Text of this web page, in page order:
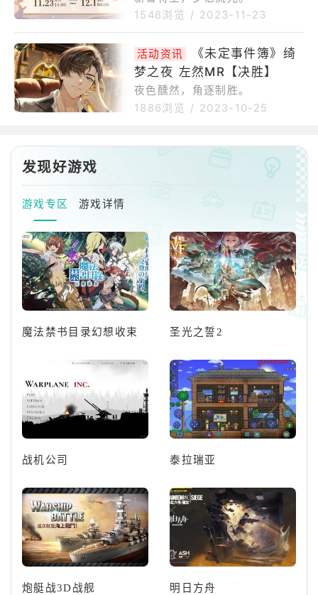
1548浏览 / 2023-11-23
活动资讯
《未定事件簿》绮
梦之夜 左然MR【决胜】
夜色醺然，角逐制胜。
1886浏览 / 2023-10-25
发现好游戏
游戏专区 游戏详情
魔法禁书目录幻想收束 圣光之誓2
战机公司 泰拉瑞亚
炮艇战3D战舰 明日方舟